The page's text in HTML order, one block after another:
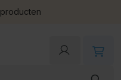
producten